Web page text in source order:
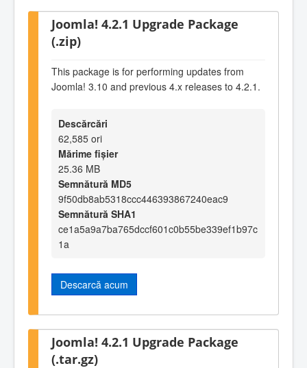
Joomla! 4.2.1 Upgrade Package
(.zip)
This package is for performing updates from
Joomla! 3.10 and previous 4.x releases to 4.2.1.
Descărcări
62,585 ori
Mărime fișier
25.36 MB
Semnătură MD5
9f50db8ab5318ccc446393867240eac9
Semnătură SHA1
ce1a5a9a7ba765dccf601c0b55be339ef1b97c
1a
Descarcă acum
Joomla! 4.2.1 Upgrade Package
(.tar.gz)